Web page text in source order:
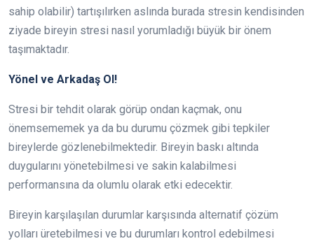
sahip olabilir) tartışılırken aslında burada stresin kendisinden
ziyade bireyin stresi nasıl yorumladığı büyük bir önem
taşımaktadır.
Yönel ve Arkadaş Ol!
Stresi bir tehdit olarak görüp ondan kaçmak, onu
önemsememek ya da bu durumu çözmek gibi tepkiler
bireylerde gözlenebilmektedir. Bireyin baskı altında
duygularını yönetebilmesi ve sakin kalabilmesi
performansına da olumlu olarak etki edecektir.
Bireyin karşılaşılan durumlar karşısında alternatif çözüm
yolları üretebilmesi ve bu durumları kontrol edebilmesi